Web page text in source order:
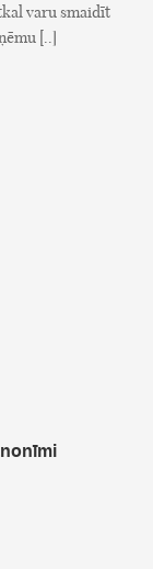
varu smaidīt
[..]